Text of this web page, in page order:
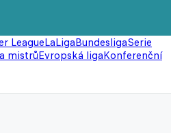
LeagueLaLigaBundesligaSerie
mistrůEvropská ligaKonferenční